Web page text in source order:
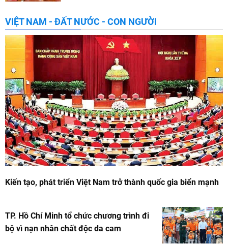
VIỆT NAM - ĐẤT NƯỚC - CON NGƯỜI
Kiến tạo, phát triển Việt Nam trở thành quốc gia biển mạnh
TP. Hồ Chí Minh tổ chức chương trình đi
bộ vì nạn nhân chất độc da cam